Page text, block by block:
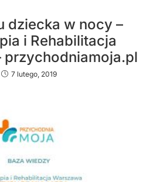
dziecka w nocy –
i Rehabilitacja
przychodniamoja.pl
7 lutego, 2019